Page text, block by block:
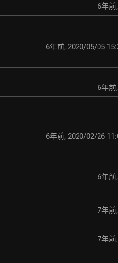
6年前,
6年前, 2020/05/05
6年前,
6年前, 2020/02/26
6年前,
7年前,
7年前,